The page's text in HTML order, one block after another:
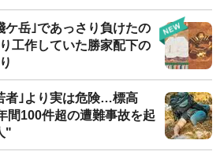
ケ岳｣であっさり負けたの
工作していた勝家配下の
者｣より実は危険…標高
間100件超の遭難事故を起
"